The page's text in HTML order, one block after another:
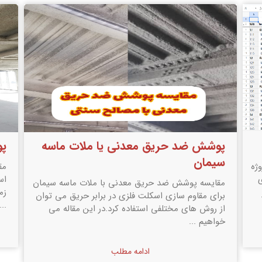
پوشش ضد حریق چیست؟
مقدمه سرعت گرم شدن و رسیدن به دمای بحرانی در
اسکلت فلزی در زمان حریق بسیار بالاست. برای اینکه
زمانی برای فرار ساکنین و اطفاء حریق داشته باشیم ، تا
...